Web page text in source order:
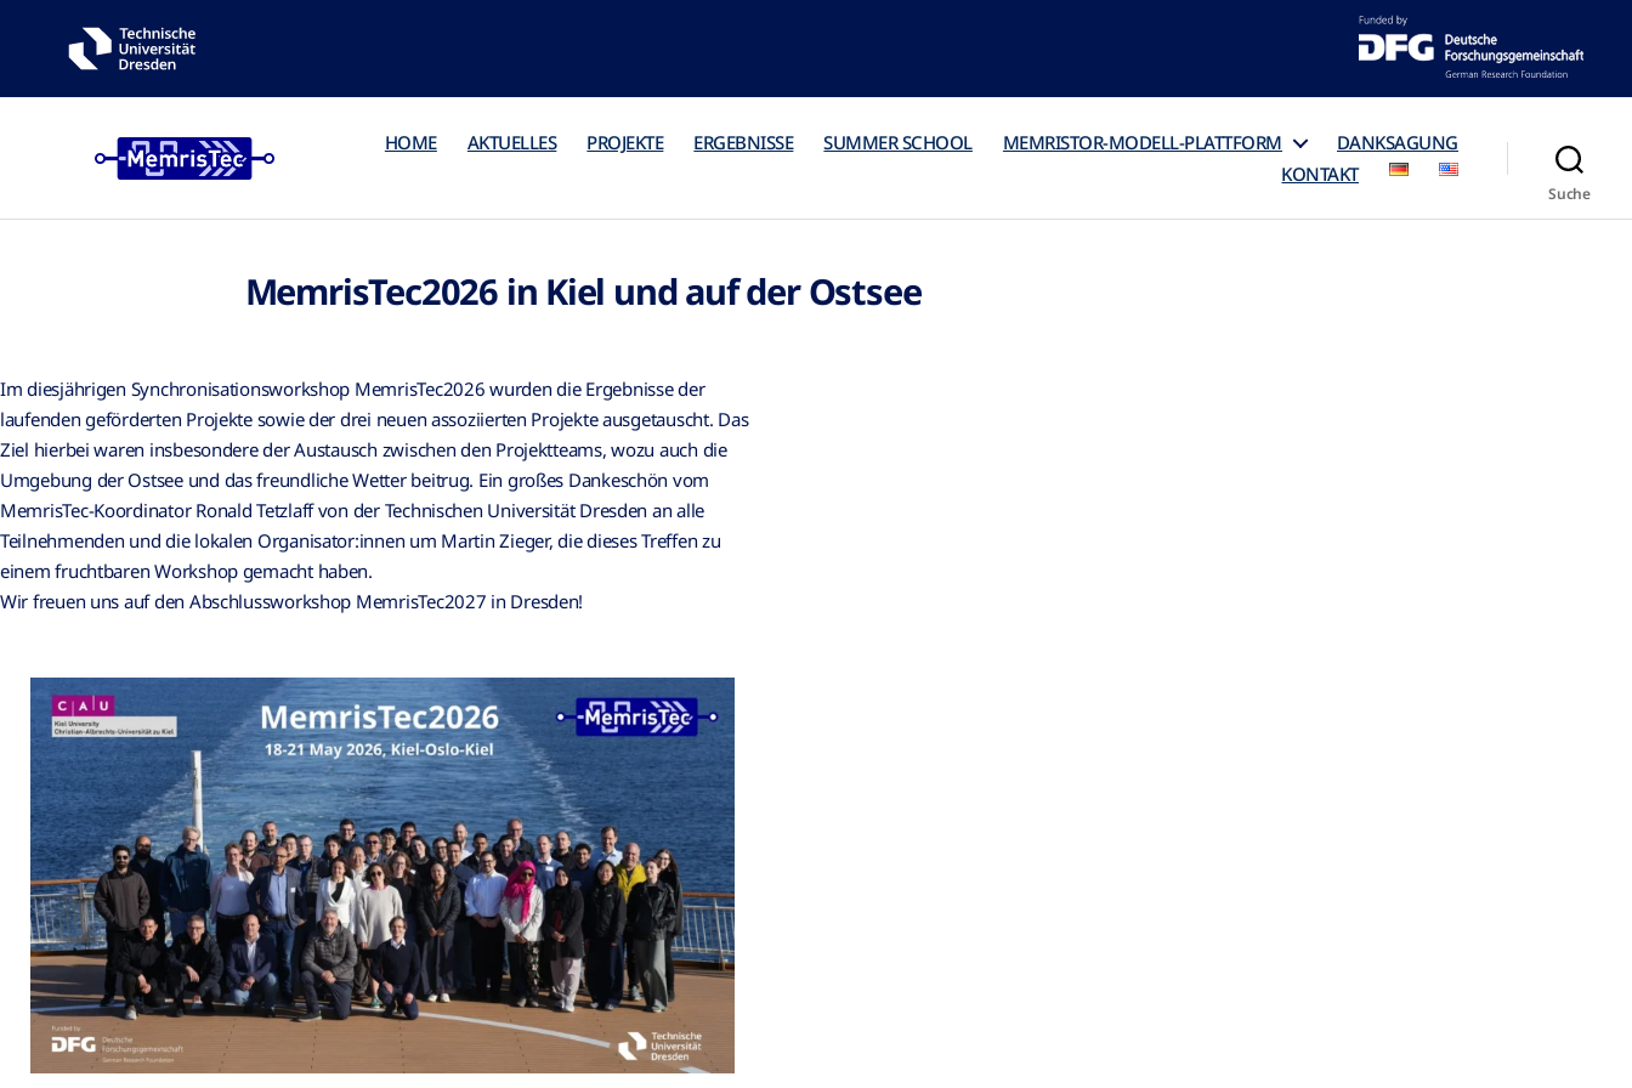
HOME AKTUELLES PROJEKTE ERGEBNISSE SUMMER SCHOOL MEMRISTOR-MODELL-PLATTFORM
DANKSAGUNG
KONTAKT
Suche
MemrisTec2026 in Kiel und auf der Ostsee
Im diesjährigen Synchronisationsworkshop MemrisTec2026 wurden die Ergebnisse der
laufenden geförderten Projekte sowie der drei neuen assoziierten Projekte ausgetauscht. Das
Ziel hierbei waren insbesondere der Austausch zwischen den Projektteams, wozu auch die
Umgebung der Ostsee und das freundliche Wetter beitrug. Ein großes Dankeschön vom
MemrisTec-Koordinator Ronald Tetzlaff von der Technischen Universität Dresden an alle
Teilnehmenden und die lokalen Organisator:innen um Martin Zieger, die dieses Treffen zu
einem fruchtbaren Workshop gemacht haben.
Wir freuen uns auf den Abschlussworkshop MemrisTec2027 in Dresden!